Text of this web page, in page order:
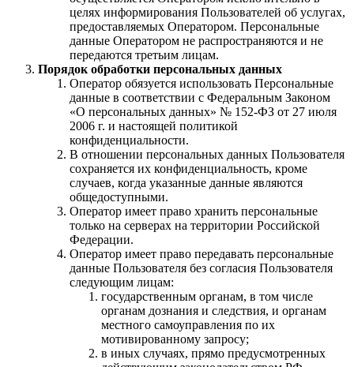
целях информирования Пользователей об услугах,
предоставляемых Оператором. Персональные
данные Оператором не распространяются и не
передаются третьим лицам.
Порядок обработки персональных данных
Оператор обязуется использовать Персональные
данные в соответствии с Федеральным Законом
«О персональных данных» № 152-ФЗ от 27 июля
2006 г. и настоящей политикой
конфиденциальности.
В отношении персональных данных Пользователя
сохраняется их конфиденциальность, кроме
случаев, когда указанные данные являются
общедоступными.
Оператор имеет право хранить персональные
только на серверах на территории Российской
Федерации.
Оператор имеет право передавать персональные
данные Пользователя без согласия Пользователя
следующим лицам:
государственным органам, в том числе
органам дознания и следствия, и органам
местного самоуправления по их
мотивированному запросу;
в иных случаях, прямо предусмотренных